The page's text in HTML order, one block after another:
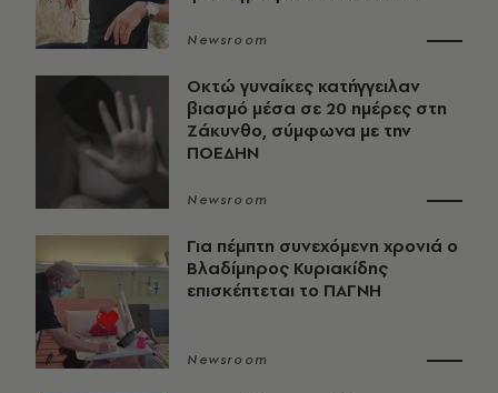
Newsroom
Οκτώ γυναίκες κατήγγειλαν
βιασμό μέσα σε 20 ημέρες στη
Ζάκυνθο, σύμφωνα με την
ΠΟΕΔΗΝ
Newsroom
Για πέμπτη συνεχόμενη χρονιά ο
Βλαδίμηρος Κυριακίδης
επισκέπτεται το ΠΑΓΝΗ
Newsroom